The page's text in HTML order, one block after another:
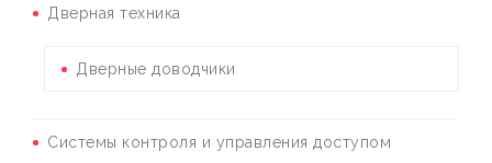
Дверная техника
Дверные доводчики
Системы контроля и управления доступом